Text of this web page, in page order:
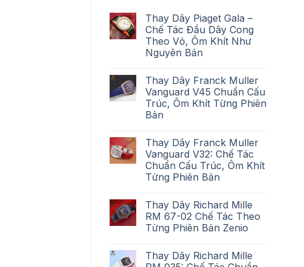
Thay Dây Piaget Gala –
Chế Tác Đầu Dây Cong
Theo Vỏ, Ôm Khít Như
Nguyên Bản
Thay Dây Franck Muller
Vanguard V45 Chuẩn Cấu
Trúc, Ôm Khít Từng Phiên
Bản
Thay Dây Franck Muller
Vanguard V32: Chế Tác
Chuẩn Cấu Trúc, Ôm Khít
Từng Phiên Bản
Thay Dây Richard Mille
RM 67-02 Chế Tác Theo
Từng Phiên Bản Zenio
Thay Dây Richard Mille